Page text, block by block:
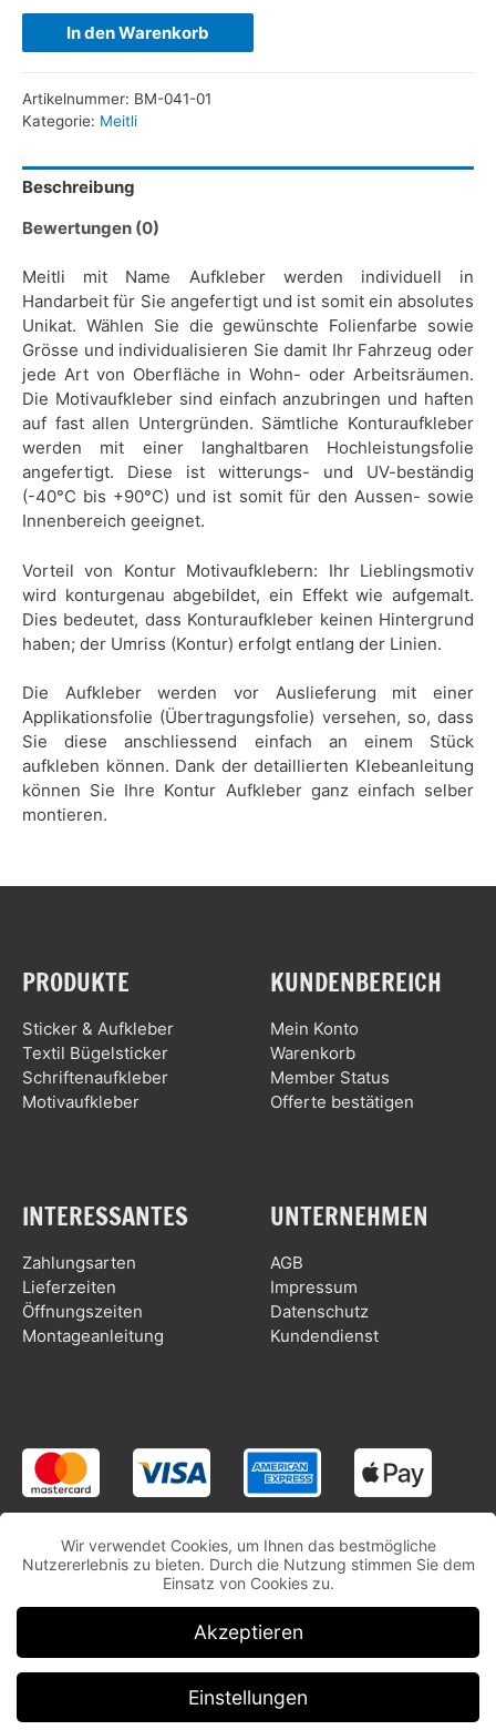
In den Warenkorb
Artikelnummer: BM-041-01
Kategorie: Meitli
Beschreibung
Bewertungen (0)
Meitli mit Name Aufkleber werden individuell in
Handarbeit für Sie angefertigt und ist somit ein absolutes
Unikat. Wählen Sie die gewünschte Folienfarbe sowie
Grösse und individualisieren Sie damit Ihr Fahrzeug oder
jede Art von Oberfläche in Wohn- oder Arbeitsräumen.
Die Motivaufkleber sind einfach anzubringen und haften
auf fast allen Untergründen. Sämtliche Konturaufkleber
werden mit einer langhaltbaren Hochleistungsfolie
angefertigt. Diese ist witterungs- und UV-beständig
(-40°C bis +90°C) und ist somit für den Aussen- sowie
Innenbereich geeignet.
Vorteil von Kontur Motivaufklebern: Ihr Lieblingsmotiv
wird konturgenau abgebildet, ein Effekt wie aufgemalt.
Dies bedeutet, dass Konturaufkleber keinen Hintergrund
haben; der Umriss (Kontur) erfolgt entlang der Linien.
Die Aufkleber werden vor Auslieferung mit einer
Applikationsfolie (Übertragungsfolie) versehen, so, dass
Sie diese anschliessend einfach an einem Stück
aufkleben können. Dank der detaillierten Klebeanleitung
können Sie Ihre Kontur Aufkleber ganz einfach selber
montieren.
PRODUKTE
Sticker & Aufkleber
Textil Bügelsticker
Schriftenaufkleber
Motivaufkleber
KUNDENBEREICH
Mein Konto
Warenkorb
Member Status
Offerte bestätigen
INTERESSANTES
Zahlungsarten
Lieferzeiten
Öffnungszeiten
Montageanleitung
UNTERNEHMEN
AGB
Impressum
Datenschutz
Kundendienst
Copyright © CooleSticker.ch | Alle Rechte vorbehalten.
Wir verwendet Cookies, um Ihnen das bestmögliche
Nutzererlebnis zu bieten. Durch die Nutzung stimmen Sie dem
Einsatz von Cookies zu.
Akzeptieren
Einstellungen